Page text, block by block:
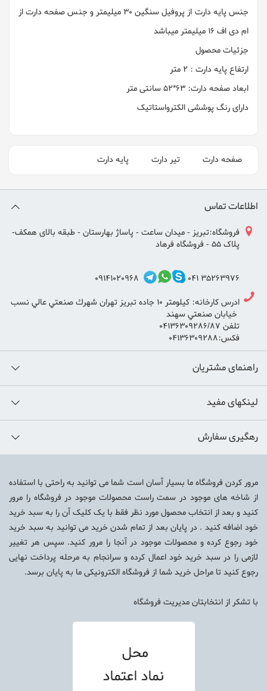
جنس پایه دارت از پروفیل سنگین 30 میلیمتر و جنس صفحه دارت از
ام دی اف 16 میلیمتر میباشد
جزئیات محصول
ارتفاع پایه دارت : 2 متر
ابعاد صفحه دارت: 63*52 سانتی متر
دارای رنگ پوششی الکترواستاتیک
صفحه دارت تیر دارت پایه دارت
اطلاعات تماس
فروشگاه:تبریز - میدان ساعت - پاساژ بهارستان - طبقه بالای همکف-
پلاک 55 - فروشگاه فرهاد
35263976 041
09141020968
ادرس كارخانه: كيلومتر ١٠ جاده تبريز تهران شهرك صنعتي عالي نسب
تلفن ٠٤١٣٦٣٠٩٢٨٦/٨٧
فكس:٠٤١٣٦٣٠٩٢٨٨
راهنمای مشتریان
لینکهای مفید
رهگیری سفارش
مرور کردن فروشگاه ما بسیار آسان است شما می توانید به راحتی با استفاده
از شاخه های موجود در سمت راست محصولات موجود در فروشگاه را مرور
کنید و بعد از انتخاب محصول مورد نظر فقط با یک کلیک آن را به سبد خرید
خود اضافه کنید . در پایان بعد از تمام شدن خرید می توانید به سبد خرید
خود رجوع کرده و محصولات موجود در آنجا را مرور کنید. سپس هر تغییر
لازمی را در سبد خرید خود اعمال کرده و سرانجام به مرحله پرداخت نهایی
رجوع کنید تا مراحل خرید شما از فروشگاه الکترونیکی ما به پایان برسد.
با تشکر از انتخابتانمدیریت فروشگاه